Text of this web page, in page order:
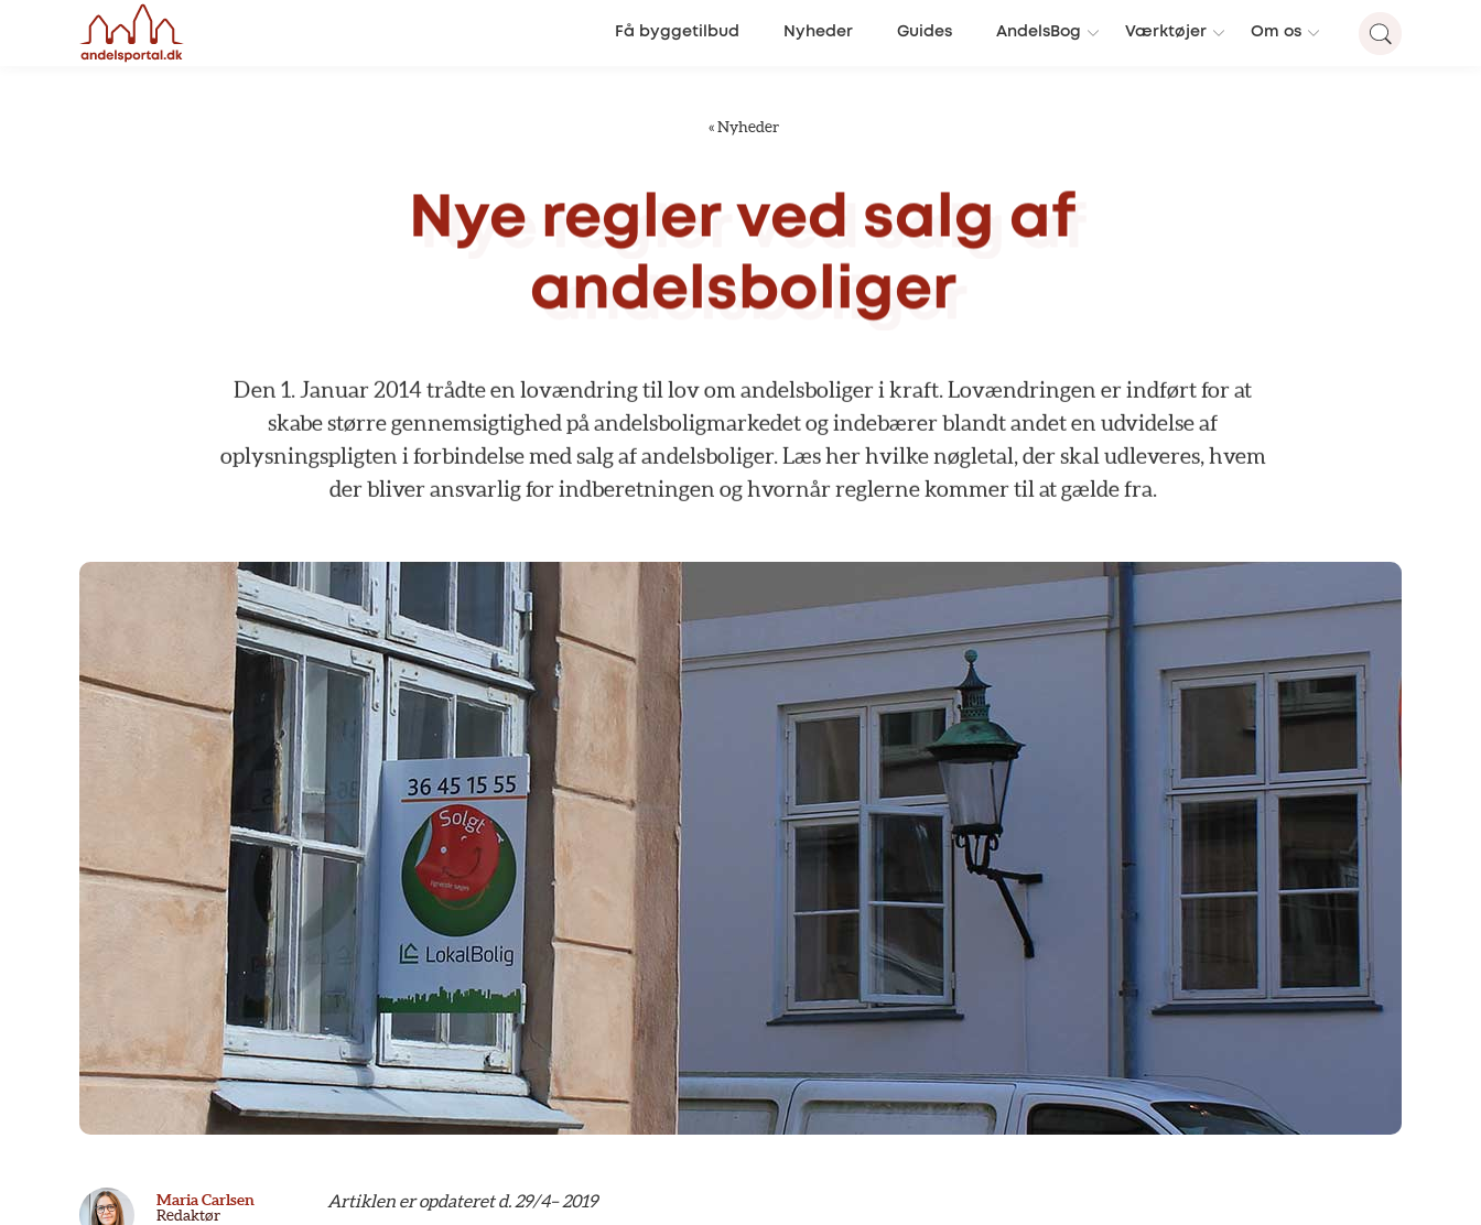
Få byggetilbud Nyheder Guides AndelsBog Værktøjer Om os
« Nyheder
Nye regler ved salg af
andelsboliger
Den 1. Januar 2014trådteen lovændringtil lovom andelsboligeri kraft.Lovændringen erindførtforat
skabestørregennemsigtighedpåandelsboligmarkedetogindebærerblandtandeten udvidelseaf
oplysningspligten i forbindelse med salg af andelsboliger. Læs her hvilke nøgletal, der skal udleveres, hvem
der bliver ansvarlig for indberetningen og hvornår reglerne kommer til at gælde fra.
Maria Carlsen
Redaktør
Artiklen er opdateret d. 29/4– 2019